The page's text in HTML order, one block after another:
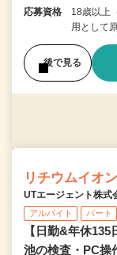
応募資格
18歳以上
用として
後で見る
リチウムイオ
UTエージェント株式
アルバイト パート
【日勤&年休
池の検査・PC